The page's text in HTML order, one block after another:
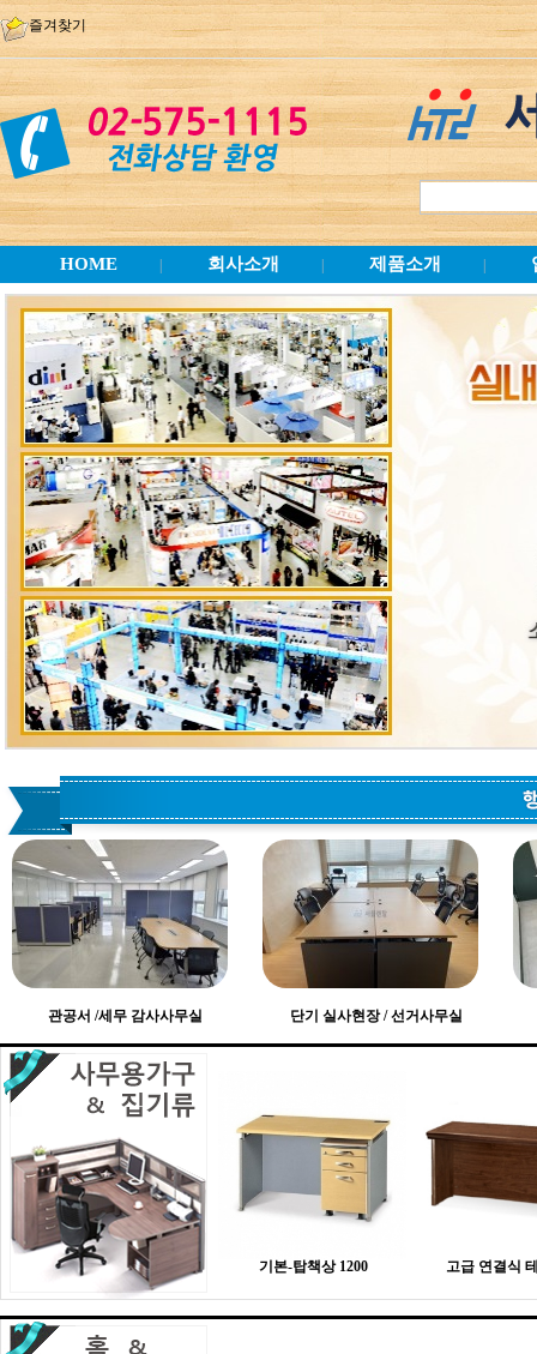
즐겨찾기
HOME 회사소개 제품소개
관공서 /세무 감사사무실 단기 실사현장 / 선거사무실
기본-탑책상 1200 고급 연결식